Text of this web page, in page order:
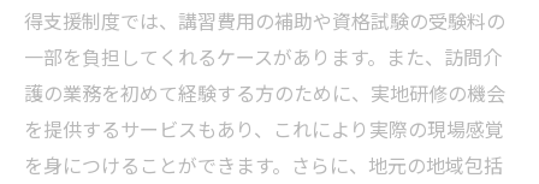
得支援制度では、講習費用の補助や資格試験の受験料の
一部を負担してくれるケースがあります。また、訪問介
護の業務を初めて経験する方のために、実地研修の機会
を提供するサービスもあり、これにより実際の現場感覚
を身につけることができます。さらに、地元の地域包括